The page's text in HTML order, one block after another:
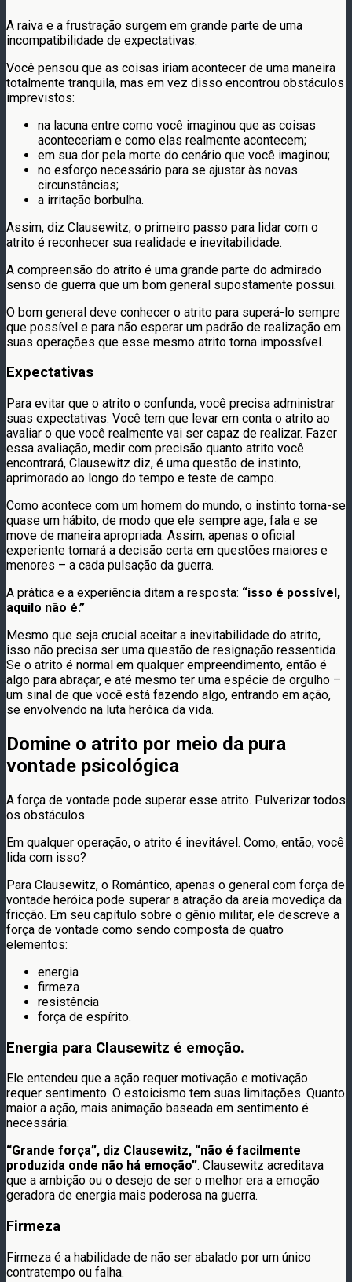
A raiva e a frustração surgem em grande parte de uma
incompatibilidade de expectativas.
Você pensou que as coisas iriam acontecer de uma maneira
totalmente tranquila, mas em vez disso encontrou obstáculos
imprevistos:
na lacuna entre como você imaginou que as coisas
aconteceriam e como elas realmente acontecem;
em sua dor pela morte do cenário que você imaginou;
no esforço necessário para se ajustar às novas
circunstâncias;
a irritação borbulha.
Assim, diz Clausewitz, o primeiro passo para lidar com o
atrito é reconhecer sua realidade e inevitabilidade.
A compreensão do atrito é uma grande parte do admirado
senso de guerra que um bom general supostamente possui.
O bom general deve conhecer o atrito para superá-lo sempre
que possível e para não esperar um padrão de realização em
suas operações que esse mesmo atrito torna impossível.
Expectativas
Para evitar que o atrito o confunda, você precisa administrar
suas expectativas. Você tem que levar em conta o atrito ao
avaliar o que você realmente vai ser capaz de realizar. Fazer
essa avaliação, medir com precisão quanto atrito você
encontrará, Clausewitz diz, é uma questão de instinto,
aprimorado ao longo do tempo e teste de campo.
Como acontece com um homem do mundo, o instinto torna-se
quase um hábito, de modo que ele sempre age, fala e se
move de maneira apropriada. Assim, apenas o oficial
experiente tomará a decisão certa em questões maiores e
menores – a cada pulsação da guerra.
A prática e a experiência ditam a resposta: “isso é possível,
aquilo não é.”
Mesmo que seja crucial aceitar a inevitabilidade do atrito,
isso não precisa ser uma questão de resignação ressentida.
Se o atrito é normal em qualquer empreendimento, então é
algo para abraçar, e até mesmo ter uma espécie de orgulho –
um sinal de que você está fazendo algo, entrando em ação,
se envolvendo na luta heróica da vida.
Domine o atrito por meio da pura
vontade psicológica
A força de vontade pode superar esse atrito. Pulverizar todos
os obstáculos.
Em qualquer operação, o atrito é inevitável. Como, então, você
lida com isso?
Para Clausewitz, o Romântico, apenas o general com força de
vontade heróica pode superar a atração da areia movediça da
fricção. Em seu capítulo sobre o gênio militar, ele descreve a
força de vontade como sendo composta de quatro
elementos:
energia
firmeza
resistência
força de espírito.
Energia para Clausewitz é emoção.
Ele entendeu que a ação requer motivação e motivação
requer sentimento. O estoicismo tem suas limitações. Quanto
maior a ação, mais animação baseada em sentimento é
necessária:
“Grande força”, diz Clausewitz, “não é facilmente
produzida onde não há emoção”. Clausewitz acreditava
que a ambição ou o desejo de ser o melhor era a emoção
geradora de energia mais poderosa na guerra.
Firmeza
Firmeza é a habilidade de não ser abalado por um único
contratempo ou falha.